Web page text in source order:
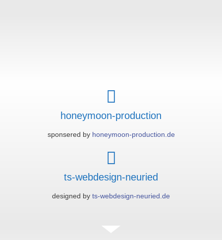
honeymoon-production
sponsered by honeymoon-production.de
ts-webdesign-neuried
designed by ts-webdesign-neuried.de